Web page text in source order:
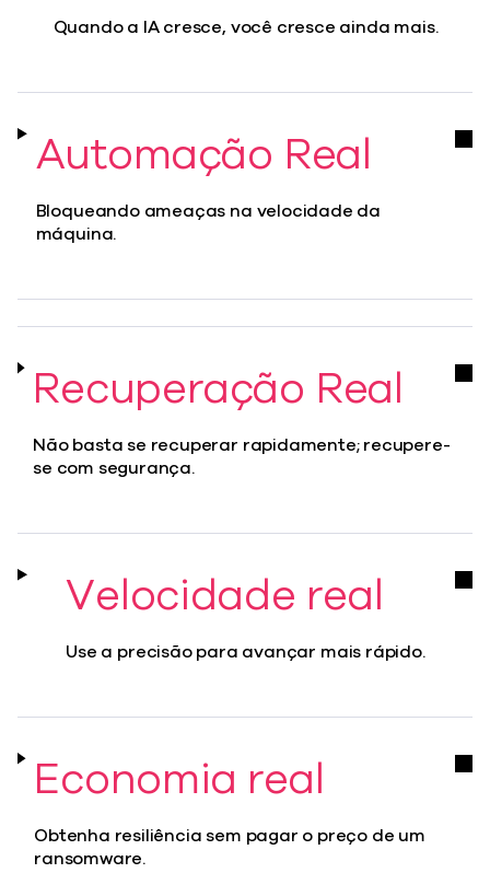
Quando a IA cresce, você cresce ainda mais.
Automação Real
Bloqueando ameaças na velocidade da
máquina.
Recuperação Real
Não basta se recuperar rapidamente; recupere-
se com segurança.
Velocidade real
Use a precisão para avançar mais rápido.
Economia real
Obtenha resiliência sem pagar o preço de um
ransomware.